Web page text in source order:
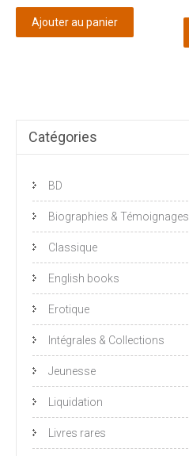
Ajouter au panier
Catégories
BD
Biographies & Témoignages
Classique
English books
Erotique
Intégrales & Collections
Jeunesse
Liquidation
Livres rares